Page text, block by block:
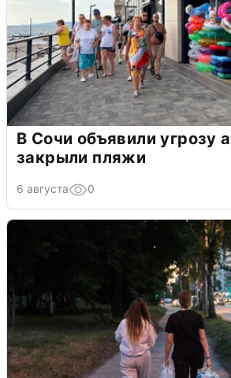
В Сочи объявили угрозу
закрыли пляжи
6 августа 0